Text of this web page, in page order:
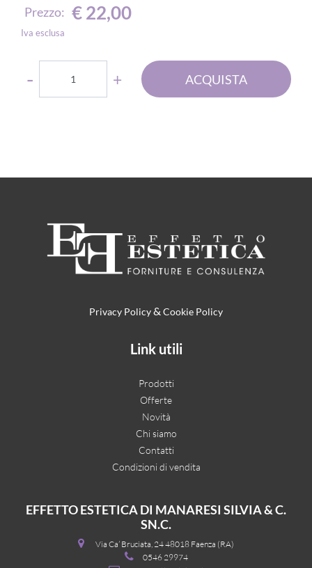
Prezzo: € 22,00
Iva esclusa
Quantità
ACQUISTA
Privacy Policy& Cookie Policy
Link utili
Prodotti
Offerte
Novità
Chi siamo
Contatti
Condizioni di vendita
EFFETTO ESTETICA DI MANARESI SILVIA & C.
SN.C.
Via Ca’ Bruciata, 24 48018 Faenza (RA)
0546 29974